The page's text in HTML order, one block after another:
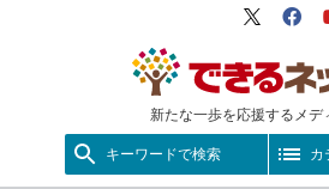
新たな一歩を応援するメデ
X（旧
キーワードで検索 カ